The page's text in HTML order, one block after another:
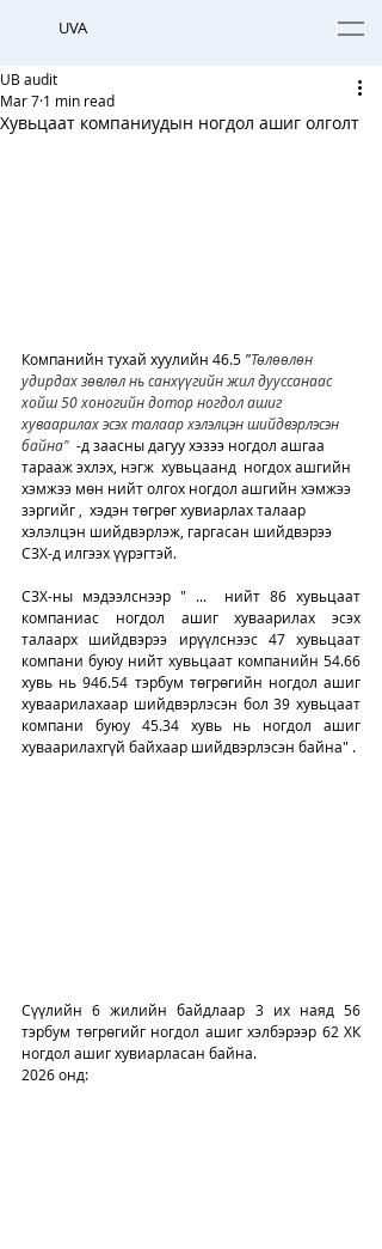
UVA
Хувьцаат компаниудын ногдол ашиг олголт
UB audit
Mar 7 1 min read
Компанийн тухай хуулийн 46.5 "Төлөөлөн
удирдах зөвлөл нь санхүүгийн жил дууссанаас
хойш 50 хоногийн дотор ногдол ашиг
хуваарилах эсэх талаар хэлэлцэн шийдвэрлэсэн
байна" -д заасны дагуу хэзээ ногдол ашгаа
тарааж эхлэх, нэгж  хувьцаанд  ногдох ашгийн
хэмжээ мөн нийт олгох ногдол ашгийн хэмжээ
зэргийг ,  хэдэн төгрөг хувиарлах талаар
хэлэлцэн шийдвэрлэж, гаргасан шийдвэрээ
СЗХ-д илгээх үүрэгтэй.
СЗХ-ны мэдээлснээр " ...  нийт 86 хувьцаат
компаниас ногдол ашиг хуваарилах эсэх
талаарх шийдвэрээ ирүүлснээс 47 хувьцаат
компани буюу нийт хувьцаат компанийн 54.66
хувь нь 946.54 тэрбум төгрөгийн ногдол ашиг
хуваарилахаар шийдвэрлэсэн бол 39 хувьцаат
компани буюу 45.34 хувь нь ногдол ашиг
хуваарилахгүй байхаар шийдвэрлэсэн байна" .
Сүүлийн 6 жилийн байдлаар 3 их наяд 56
тэрбум төгрөгийг ногдол ашиг хэлбэрээр 62 ХК
ногдол ашиг хувиарласан байна.
2026 онд: